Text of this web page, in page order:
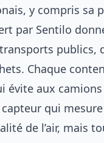
y compris sa
par Sentilo
publics,
Chaque
évite aux
qui
de l’air, mais